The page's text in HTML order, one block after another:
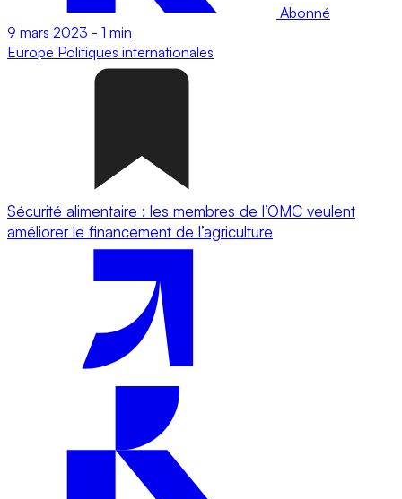
Abonné
9 mars 2023 - 1 min
Europe Politiques internationales
Sécurité alimentaire : les membres de l’OMC veulent
améliorer le financement de l’agriculture